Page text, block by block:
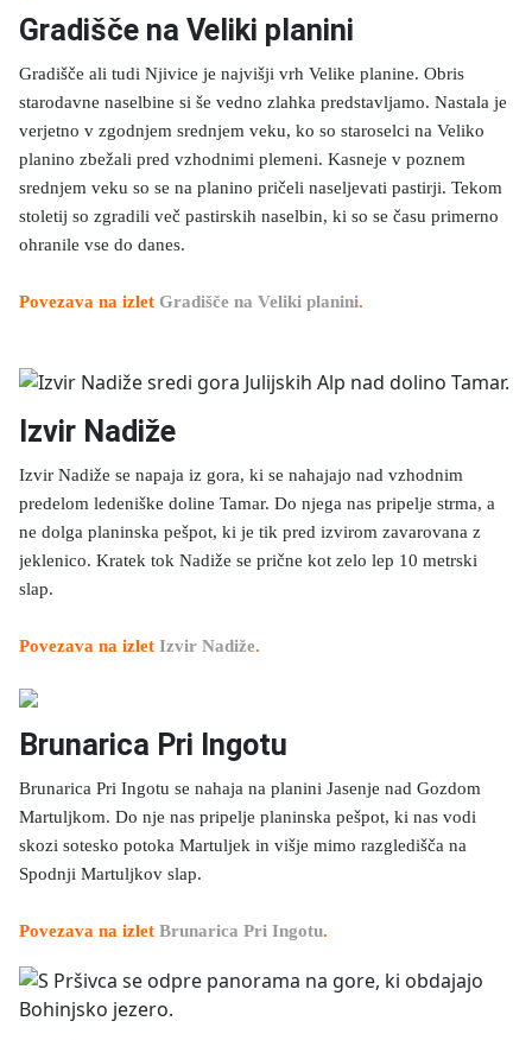
Gradišče na Veliki planini
Gradišče ali tudi Njivice je najvišji vrh Velike planine. Obris
starodavne naselbine si še vedno zlahka predstavljamo. Nastala je
verjetno v zgodnjem srednjem veku, ko so staroselci na Veliko
planino zbežali pred vzhodnimi plemeni. Kasneje v poznem
srednjem veku so se na planino pričeli naseljevati pastirji. Tekom
stoletij so zgradili več pastirskih naselbin, ki so se času primerno
ohranile vse do danes.
Povezava na izlet Gradišče na Veliki planini.
Izvir Nadiže
Izvir Nadiže se napaja iz gora, ki se nahajajo nad vzhodnim
predelom ledeniške doline Tamar. Do njega nas pripelje strma, a
ne dolga planinska pešpot, ki je tik pred izvirom zavarovana z
jeklenico. Kratek tok Nadiže se prične kot zelo lep 10 metrski
slap.
Povezava na izlet Izvir Nadiže.
Brunarica Pri Ingotu
Brunarica Pri Ingotu se nahaja na planini Jasenje nad Gozdom
Martuljkom. Do nje nas pripelje planinska pešpot, ki nas vodi
skozi sotesko potoka Martuljek in višje mimo razgledišča na
Spodnji Martuljkov slap.
Povezava na izlet Brunarica Pri Ingotu.